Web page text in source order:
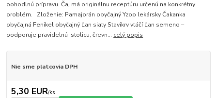
pohodlnú prípravu. Čaj má originálnu receptúru určenú na konkrétny
problém. Zloženie: Pamajorán obyčajný Yzop lekársky Čakanka
obyčajná Fenikel obyčajný Ľan siaty Stavikrv vtáčí Ľan semeno –
podporuje pravidelnú stolicu, črevn... celý popis
Nie sme platcovia DPH
5,30 EUR/ks